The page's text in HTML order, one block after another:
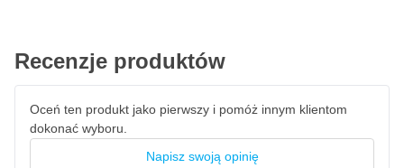
Recenzje produktów
Oceń ten produkt jako pierwszy i pomóż innym klientom
dokonać wyboru.
Napisz swoją opinię